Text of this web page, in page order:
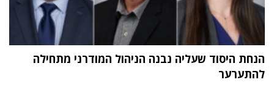
הנחת היסוד שעליה נבנה הניהול המודרני מתחילה
להתערער